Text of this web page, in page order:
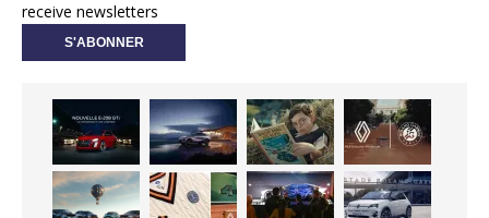
receive newsletters